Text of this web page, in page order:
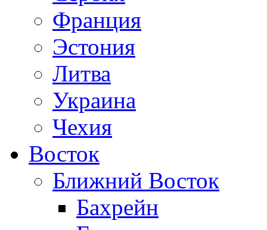
Франция
Эстония
Литва
Украина
Чехия
Восток
Ближний Восток
Бахрейн